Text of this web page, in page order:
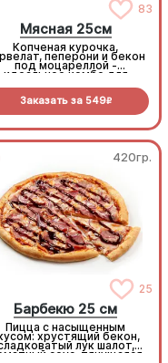
83
Мясная 25см
Копченая курочка,
пеперони и бекон
под моцареллой -
идеальное комбо для
Заказать за 549R
420гр.
25
Барбекю 25 см
Пицца с насыщенным
хрустящий бекон,
лук шалот,
соус, тянущаяся